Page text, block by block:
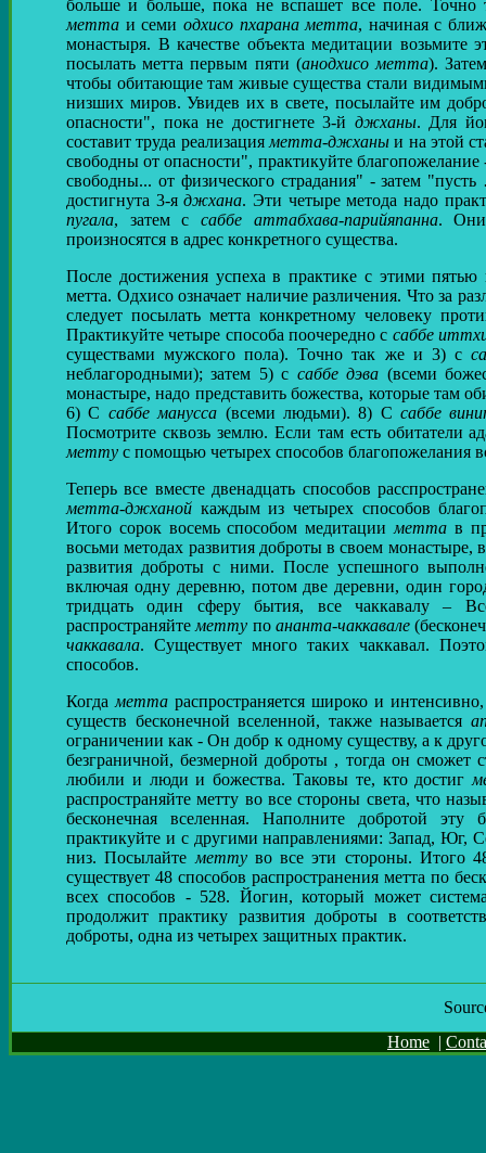
больше и больше, пока не вспашет все поле. Точно
метта и семи одхисо пхарана метта, начиная с
монастыря. В качестве объекта медитации возьмите
посылать метта первым пяти (анодхисо метта).
чтобы обитающие там живые существа стали
низших миров. Увидев их в свете, посылайте им
опасности", пока не достигнете 3-й джханы. Для
составит труда реализация метта-джханы и на этой
свободны от опасности", практикуйте
свободны... от физического страдания" - затем
достигнута 3-яджхана. Эти четыре метода надо
пугала, затем с саббе аттабхава-парийяпанна. Они
произносятся в адрес конкретного существа.
После достижения успеха в практике с этими
метта. Одхисо означает наличие различения. Что за
следует посылать метта конкретному человеку
Практикуйте четыре способа поочередно с саббе
существами мужского пола). Точно так же и 3) с
неблагородными); затем 5) с саббе дэва (всеми
монастыре, надо представить божества, которые там
6) С саббе манусса (всеми людьми). 8) С саббе
Посмотрите сквозь землю. Если там есть обитатели
метту с помощью четырех способов благопожелания
Теперь все вместе двенадцать способов
метта-джханой каждым из четырех способов
Итого сорок восемь способом медитации меттав
восьми методах развития доброты в своем
развития доброты с ними. После успешного
включая одну деревню, потом две деревни, один
тридцать один сферу бытия, все чаккавалу –
распространяйте метту по ананта-чаккавале
чаккавала. Существует много таких чаккавал.
способов.
Когда метта распространяется широко и
существ бесконечной вселенной, также называется
ограничении как - Он добр к одному существу, а к
безграничной, безмерной доброты , тогда он сможет
любили и люди и божества. Таковы те, кто достиг
распространяйте метту во все стороны света, что
бесконечная вселенная. Наполните добротой
практикуйте и с другими направлениями: Запад, Юг,
низ. Посылайте меттуво все эти стороны. Итого
существует 48 способов распространения метта по
всех способов - 528. Йогин, который может
продолжит практику развития доброты в
доброты, одна из четырех защитных практик.
Home |